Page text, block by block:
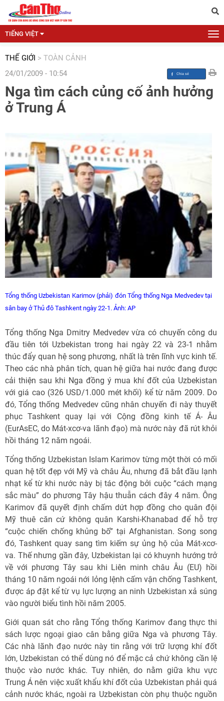
TIẾNG VIỆT
THẾ GIỚI > TOÀN CẢNH
24/01/2009 - 10:54
Nga tìm cách củng cố ảnh hưởng
ở Trung Á
Tổng thống Uzbekistan Karimov (phải) đón Tổng thống Nga Medvedev tại
sân bay ở Thủ đô Tashkent ngày 22-1. Ảnh: AP
Tổng thống Nga Dmitry Medvedev vừa có chuyến công du
đầu tiên tới Uzbekistan trong hai ngày 22 và 23-1 nhằm
thúc đẩy quan hệ song phương, nhất là trên lĩnh vực kinh tế.
Theo các nhà phân tích, quan hệ giữa hai nước đang được
cải thiện sau khi Nga đồng ý mua khí đốt của Uzbekistan
với giá cao (326 USD/1.000 mét khối) kể từ năm 2009. Do
đó, Tổng thống Medvedev cũng nhân chuyến đi này thuyết
phục Tashkent quay lại với Cộng đồng kinh tế Á- Âu
(EurAsEC, do Mát-xcơ-va lãnh đạo) mà nước này đã rút khỏi
hồi tháng 12 năm ngoái.
Tổng thống Uzbekistan Islam Karimov từng một thời có mối
quan hệ tốt đẹp với Mỹ và châu Âu, nhưng đã bắt đầu lạnh
nhạt kể từ khi nước này bị tác động bởi cuộc “cách mạng
sắc màu” do phương Tây hậu thuẫn cách đây 4 năm. Ông
Karimov đã quyết định chấm dứt hợp đồng cho quân đội
Mỹ thuê căn cứ không quân Karshi-Khanabad để hỗ trợ
“cuộc chiến chống khủng bố” tại Afghanistan. Song song
đó, Tashkent quay sang tìm kiếm sự ủng hộ của Mát-xcơ-
va. Thế nhưng gần đây, Uzbekistan lại có khuynh hướng trở
về với phương Tây sau khi Liên minh châu Âu (EU) hồi
tháng 10 năm ngoái nới lỏng lệnh cấm vận chống Tashkent,
được áp đặt kể từ vụ lực lượng an ninh Uzbekistan xả súng
vào người biểu tình hồi năm 2005.
Giới quan sát cho rằng Tổng thống Karimov đang thực thi
sách lược ngoại giao cân bằng giữa Nga và phương Tây.
Các nhà lãnh đạo nước này tin rằng với trữ lượng khí đốt
lớn, Uzbekistan có thể dùng nó để mặc cả chứ không cần lệ
thuộc vào nước khác. Tuy nhiên, do nằm giữa khu vực
Trung Á nên việc xuất khẩu khí đốt của Uzbekistan phải quá
cảnh nước khác, ngoài ra Uzbekistan còn phụ thuộc nguồn